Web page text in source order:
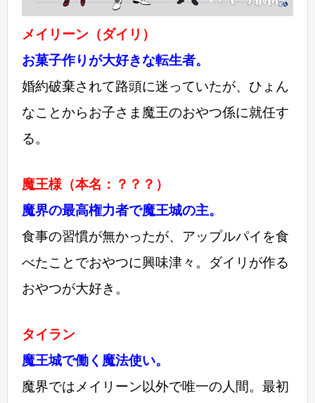
メイリーン（ダイリ）
お菓子作りが大好きな転生者。
婚約破棄されて路頭に迷っていたが、ひょん
なことからお子さま魔王のおやつ係に就任す
る。
魔王様（本名：？？？）
魔界の最高権力者で魔王城の主。
食事の習慣が無かったが、アップルパイを食
べたことでおやつに興味津々。ダイリが作る
おやつが大好き。
タイラン
魔王城で働く魔法使い。
魔界ではメイリーン以外で唯一の人間。最初